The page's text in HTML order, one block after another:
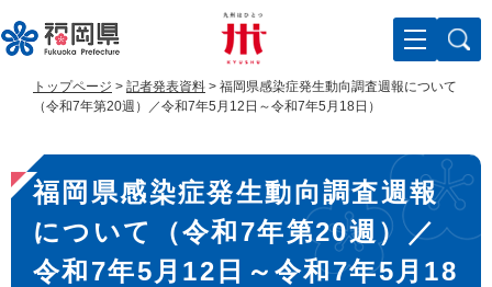
ー
ジ
す
。
ニ
ュ
し
て
トップページ > 記者発表資料 > 福岡県感染症発生動向調査週報について
（令和7年第20週）／令和7年5月12日～令和7年5月18日）
本
文
福岡県感染症発生動向調査週報
について（令和7年第20週）／
令和7年5月12日～令和7年5月18